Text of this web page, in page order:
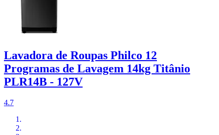
Lavadora de Roupas Philco 12
Programas de Lavagem 14kg Titânio
PLR14B - 127V
4.7